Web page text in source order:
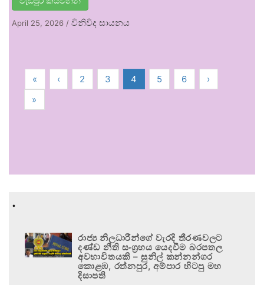
April 25, 2026 / විනිවිද සායනය
« ‹ 2 3 4 5 6
›
»
.
රාජ්‍ය නිලධාරීන්ගේ වැරදි තීරණවලට
දණ්ඩ නීති සංග්‍රහය යෙදවීම බරපතල
අවභාවිතයකි – සුනිල් කන්නන්ගර
කොළඹ, රත්නපුර, අම්පාර හිටපු මහ
දිසාපති